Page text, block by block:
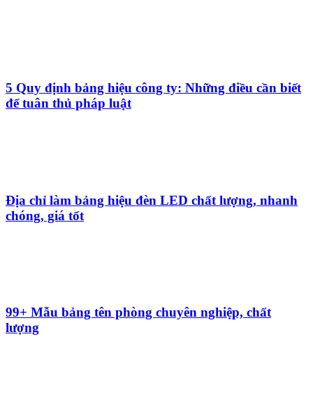
5 Quy định bảng hiệu công ty: Những điều cần biết
để tuân thủ pháp luật
Địa chỉ làm bảng hiệu đèn LED chất lượng, nhanh
chóng, giá tốt
99+ Mẫu bảng tên phòng chuyên nghiệp, chất
lượng